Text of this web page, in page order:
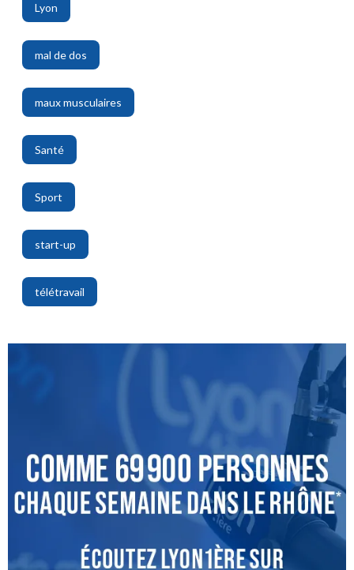
Lyon
,
mal de dos
,
maux musculaires
,
Santé
,
Sport
,
start-up
,
télétravail